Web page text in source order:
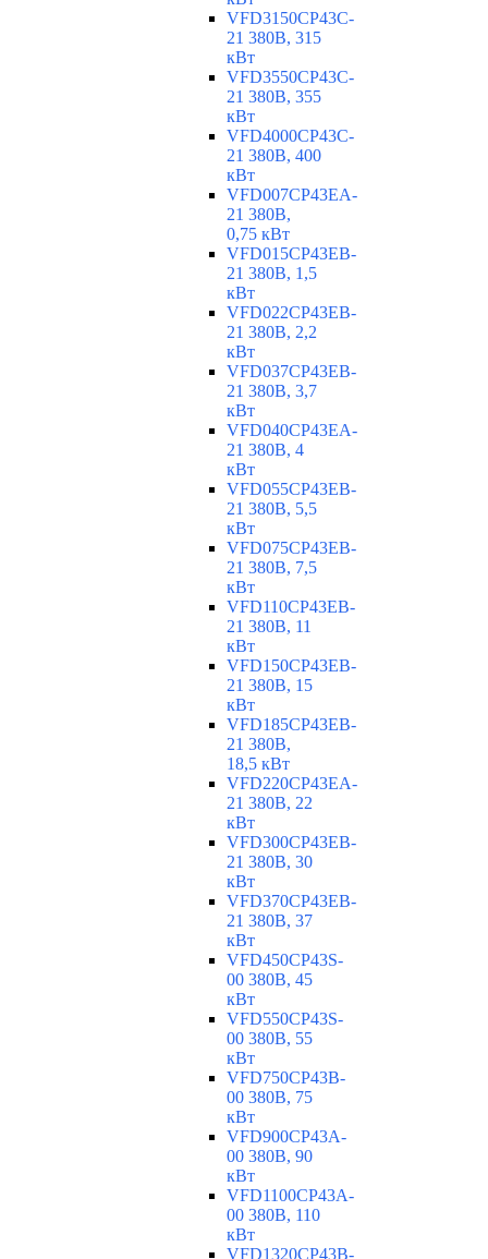
VFD3150CP43C-
21 380В, 315
кВт
VFD3550CP43C-
21 380В, 355
кВт
VFD4000CP43C-
21 380В, 400
кВт
VFD007CP43EA-
21 380В,
0,75 кВт
VFD015CP43EB-
21 380В, 1,5
кВт
VFD022CP43EB-
21 380В, 2,2
кВт
VFD037CP43EB-
21 380В, 3,7
кВт
VFD040CP43EA-
21 380В, 4
кВт
VFD055CP43EB-
21 380В, 5,5
кВт
VFD075CP43EB-
21 380В, 7,5
кВт
VFD110CP43EB-
21 380В, 11
кВт
VFD150CP43EB-
21 380В, 15
кВт
VFD185CP43EB-
21 380В,
18,5 кВт
VFD220CP43EA-
21 380В, 22
кВт
VFD300CP43EB-
21 380В, 30
кВт
VFD370CP43EB-
21 380В, 37
кВт
VFD450CP43S-
00 380В, 45
кВт
VFD550CP43S-
00 380В, 55
кВт
VFD750CP43B-
00 380В, 75
кВт
VFD900CP43A-
00 380В, 90
кВт
VFD1100CP43A-
00 380В, 110
кВт
VFD1320CP43B-